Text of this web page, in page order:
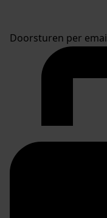
Doorsturen per